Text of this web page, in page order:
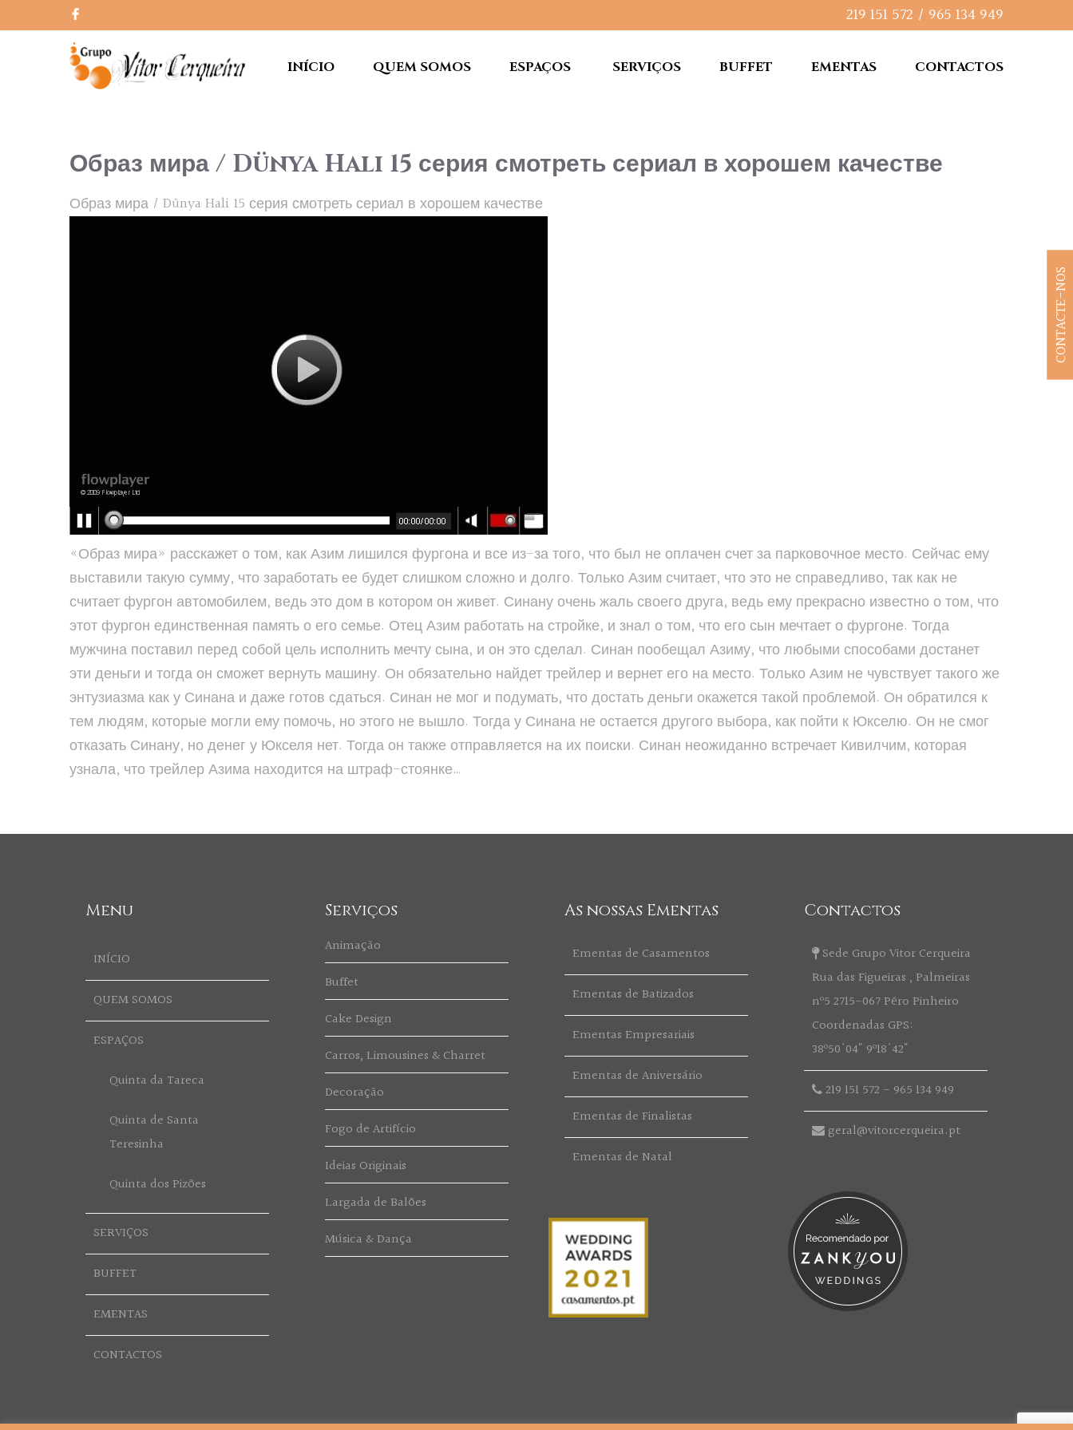
219 151 572 / 965 134 949
INÍCIO QUEM SOMOS ESPAÇOS SERVIÇOS BUFFET EMENTAS CONTACTOS
Образ мира / Dünya Hali 15 серия смотреть сериал в хорошем качестве
Образ мира / Dünya Hali 15 серия смотреть сериал в хорошем качестве
«Образ мира» расскажет о том, как Азим лишился фургона и все из-за того, что был не оплачен счет за парковочное место. Сейчас ему
выставили такую сумму, что заработать ее будет слишком сложно и долго. Только Азим считает, что это не справедливо, так как не
считает фургон автомобилем, ведь это дом в котором он живет. Синану очень жаль своего друга, ведь ему прекрасно известно о том, что
этот фургон единственная память о его семье. Отец Азим работать на стройке, и знал о том, что его сын мечтает о фургоне. Тогда
мужчина поставил перед собой цель исполнить мечту сына, и он это сделал. Синан пообещал Азиму, что любыми способами достанет
эти деньги и тогда он сможет вернуть машину. Он обязательно найдет трейлер и вернет его на место. Только Азим не чувствует такого же
энтузиазма как у Синана и даже готов сдаться. Синан не мог и подумать, что достать деньги окажется такой проблемой. Он обратился к
тем людям, которые могли ему помочь, но этого не вышло. Тогда у Синана не остается другого выбора, как пойти к Юкселю. Он не смог
отказать Синану, но денег у Юкселя нет. Тогда он также отправляется на их поиски. Синан неожиданно встречает Кивилчим, которая
узнала, что трейлер Азима находится на штраф-стоянке…
Menu
INÍCIO
QUEM SOMOS
ESPAÇOS
Quinta da Tareca
Quinta de Santa
Teresinha
Quinta dos Pizões
SERVIÇOS
BUFFET
EMENTAS
CONTACTOS
Serviços
Animação
Buffet
Cake Design
Carros, Limousines & Charret
Decoração
Fogo de Artifício
Ideias Originais
Largada de Balões
Música & Dança
As nossas Ementas
Ementas de Casamentos
Ementas de Batizados
Ementas Empresariais
Ementas de Aniversário
Ementas de Finalistas
Ementas de Natal
Contactos
Sede Grupo Vitor Cerqueira
Rua das Figueiras , Palmeiras
nº5 2715-067 Pêro Pinheiro
Coordenadas GPS:
38º50'04" 9º18'42"
219 151 572 - 965 134 949
geral@vitorcerqueira.pt
CONTACTE-NOS